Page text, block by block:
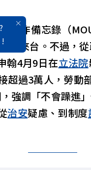
合作備忘錄（
年來台。不過，
翰4月9日在立法院
超過3萬人，勞動
強調「不會躁進
治安疑慮、到制度